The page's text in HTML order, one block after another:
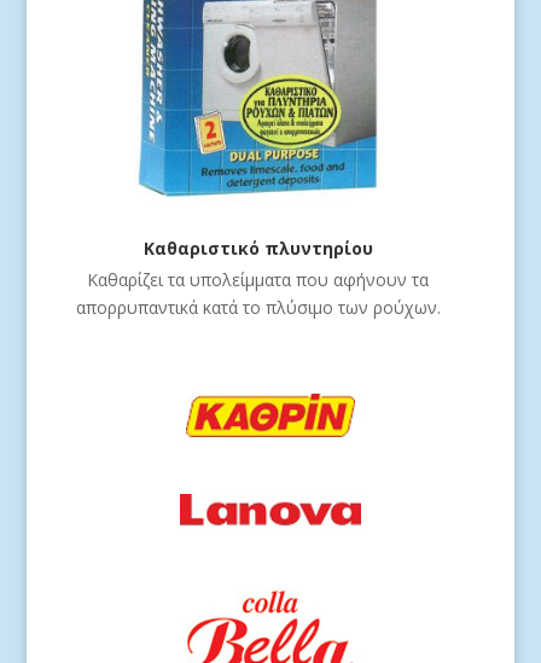
Καθαριστικό πλυντηρίου
Καθαρίζει τα υπολείμματα που αφήνουν τα
απορρυπαντικά κατά το πλύσιμο των ρούχων.